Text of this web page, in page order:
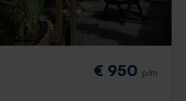
€ 950 p/m